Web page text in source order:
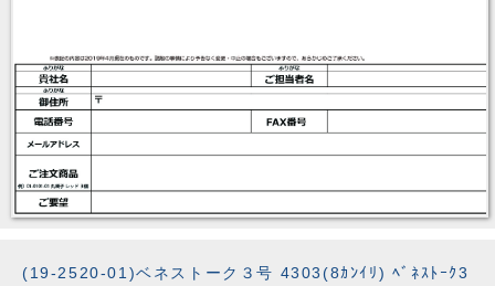
(19-2520-01)ベネストーク３号 4303(8ｶﾝｲﾘ) ﾍﾞﾈｽﾄｰｸ3